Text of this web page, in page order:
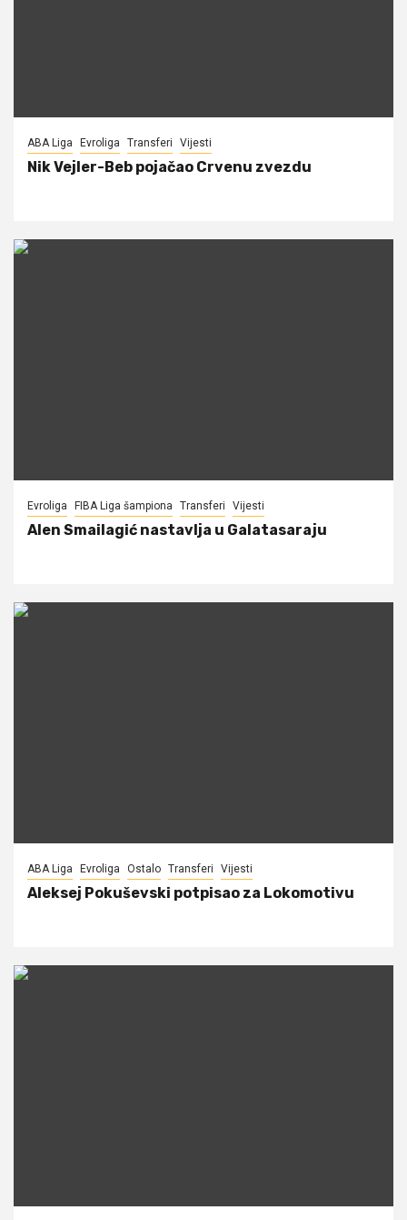
ABA Liga Evroliga Transferi Vijesti
Nik Vejler-Beb pojačao Crvenu zvezdu
Evroliga FIBA Liga šampiona Transferi Vijesti
Alen Smailagić nastavlja u Galatasaraju
ABA Liga Evroliga Ostalo Transferi Vijesti
Aleksej Pokuševski potpisao za Lokomotivu